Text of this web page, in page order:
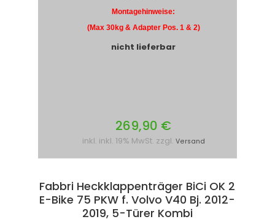
Montagehinweise:
(Max 30kg & Adapter Pos. 1 & 2)
nicht lieferbar
269,90 €
inkl. inkl. 19% MwSt. zzgl. Versand
Fabbri Heckklappenträger BiCi OK 2
E-Bike 75 PKW f. Volvo V40 Bj. 2012-
2019, 5-Türer Kombi